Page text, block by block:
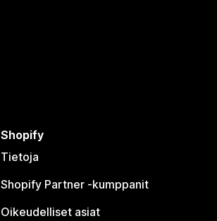
Shopify
Tietoja
Shopify Partner ‑kumppanit
Oikeudelliset asiat